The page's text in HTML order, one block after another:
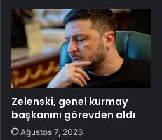
Zelenski, genel kurmay
başkanını görevden aldı
Ağustos 7, 2026